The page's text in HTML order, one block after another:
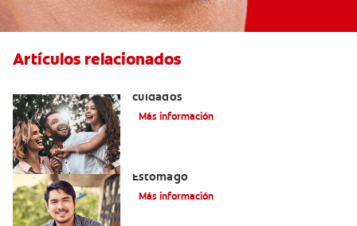
Artículos relacionados
cuidados
Más información
Estómago
Más información